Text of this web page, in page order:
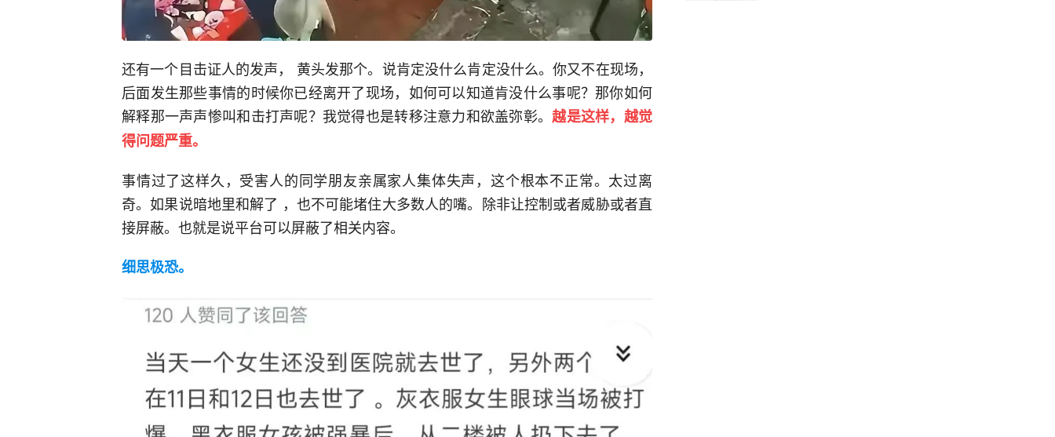
还有一个目击证人的发声， 黄头发那个。说肯定没什么肯定没什么。你又不在现场，
后面发生那些事情的时候你已经离开了现场，如何可以知道肯没什么事呢？那你如何
解释那一声声惨叫和击打声呢？我觉得也是转移注意力和欲盖弥彰。越是这样，越觉
得问题严重。
事情过了这样久，受害人的同学朋友亲属家人集体失声，这个根本不正常。太过离
奇。如果说暗地里和解了 ，也不可能堵住大多数人的嘴。除非让控制或者威胁或者直
接屏蔽。也就是说平台可以屏蔽了相关内容。
细思极恐。